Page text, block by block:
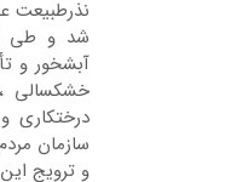
شد و طی
آبشخور و
خشکسالی
درختکاری
سازمان